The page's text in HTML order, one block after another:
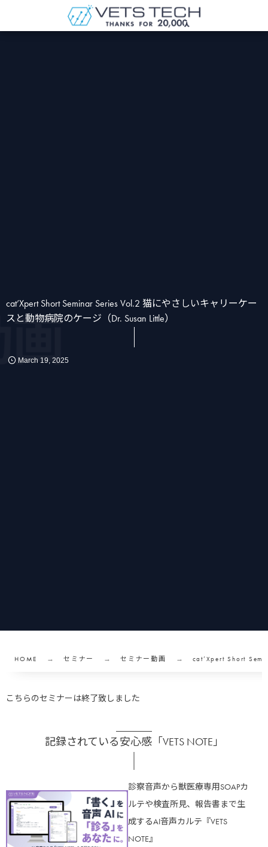
cat’Xpert Short Seminar Series Vol.2 猫にやさしいキャリーケー
スと動物病院のケージ（Dr. Susan Little）
March 19, 2025
HOME セミナー セミナー動画 cat’Xpert Short
こちらのセミナーは終了致しました
記録されている安心感「VETS NOTE」
診察音声から獣医療専用SOAPカ
ルテや検査所見、報告書まで生
成するAI音声カルテ『VETS
NOTE』